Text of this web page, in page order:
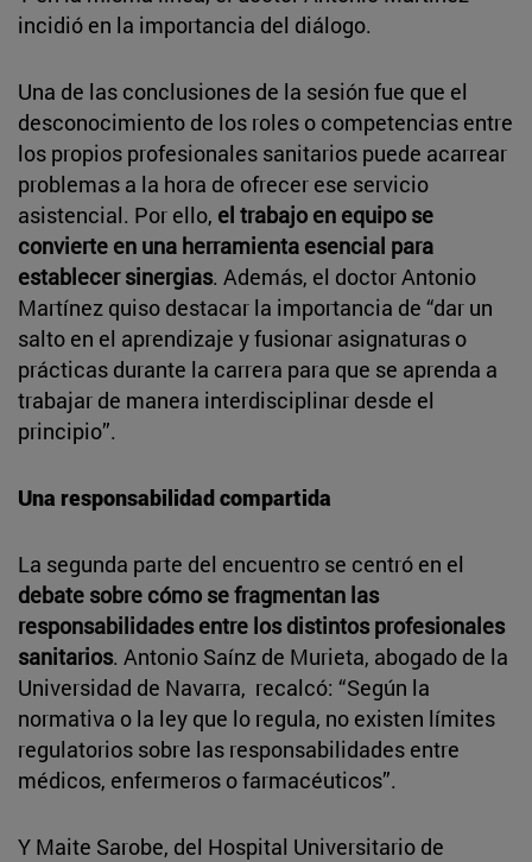
incidió en la importancia del diálogo.
Una de las conclusiones de la sesión fue que el
desconocimiento de los roles o competencias entre
los propios profesionales sanitarios puede acarrear
problemas a la hora de ofrecer ese servicio
asistencial. Por ello, el trabajo en equipo se
convierte en una herramienta esencial para
establecer sinergias. Además, el doctor Antonio
Martínez quiso destacar la importancia de “dar un
salto en el aprendizaje y fusionar asignaturas o
prácticas durante la carrera para que se aprenda a
trabajar de manera interdisciplinar desde el
principio”.
Una responsabilidad compartida
La segunda parte del encuentro se centró en el
debate sobre cómo se fragmentan las
responsabilidades entre los distintos profesionales
sanitarios. Antonio Saínz de Murieta, abogado de la
Universidad de Navarra, recalcó: “Según la
normativa o la ley que lo regula, no existen límites
regulatorios sobre las responsabilidades entre
médicos, enfermeros o farmacéuticos”.
Y Maite Sarobe, del Hospital Universitario de